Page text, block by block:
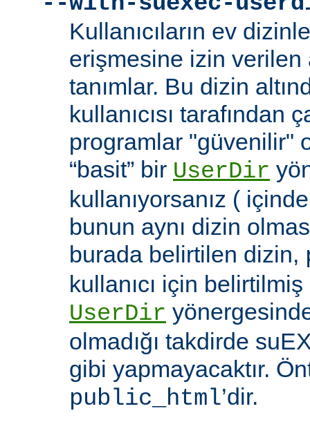
Kullanıcıların ev
erişmesine izin
tanımlar. Bu dizin
kullanıcısı tarafından
programlar "güvenilir"
“basit” bir UserDir
kullanıyorsanız (
bunun aynı dizin
burada belirtilen dizin,
kullanıcı için
UserDir
olmadığı takdirde
gibi yapmayacaktır.
public_html’dir.